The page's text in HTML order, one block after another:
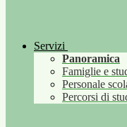
Servizi
Panoramica
Famiglie e
Personale
Percorsi di